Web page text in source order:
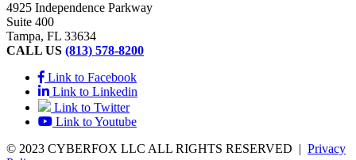
4925 Independence Parkway
Suite 400
Tampa, FL 33634
CALL US (813) 578-8200
Link to Facebook
Link to Linkedin
Link to Twitter
Link to Youtube
© 2023 CYBERFOX LLC ALL RIGHTS RESERVED | Privacy